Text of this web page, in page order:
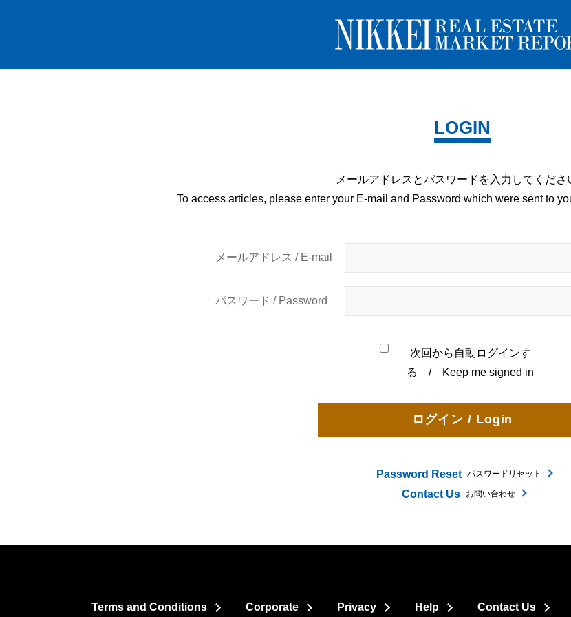
LOGIN
メールアドレスとパスワードを 入力してくださ
To access articles, please enter your E-mail and Password which were sent to
メールアドレス / E-mail
パスワード / Password
次回から自動ログインす
る / Keep me signed in
Password Reset パスワードリセット
Contact Us お問い合わせ
Terms and Conditions Corporate Privacy Help Contact Us